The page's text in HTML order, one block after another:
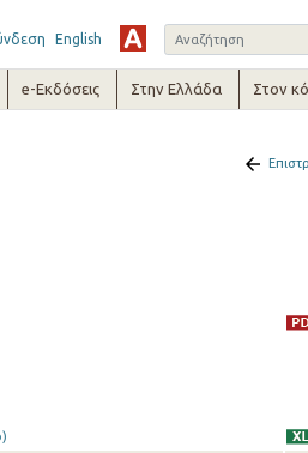
English
e-Εκδόσεις Στην Ελλάδα Στον